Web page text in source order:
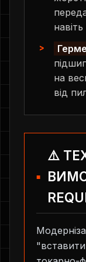
на
від
⚠️